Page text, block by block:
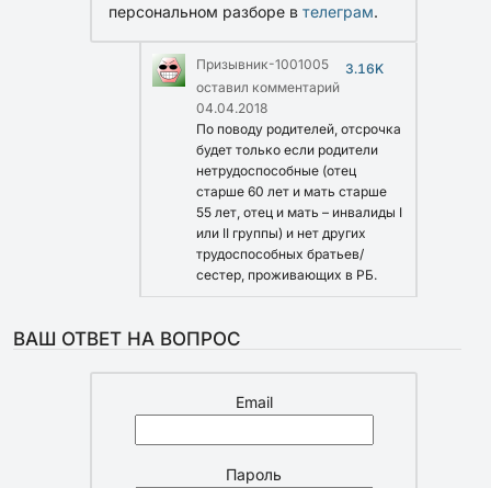
персональном разборе в телеграм.
Призывник-1001005
3.16K
оставил комментарий
04.04.2018
По поводу родителей, отсрочка
будет только если родители
нетрудоспособные (отец
старше 60 лет и мать старше
55 лет, отец и мать – инвалиды І
или ІІ группы) и нет других
трудоспособных братьев/
сестер, проживающих в РБ.
ВАШ ОТВЕТ НА ВОПРОС
Email
Пароль